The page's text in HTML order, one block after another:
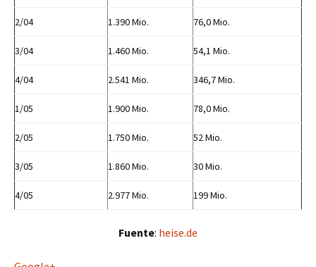
2/04 1.390 Mio. 76,0 Mio.
3/04 1.460 Mio. 54,1 Mio.
4/04 2.541 Mio. 346,7 Mio.
1/05 1.900 Mio. 78,0 Mio.
2/05 1.750 Mio. 52 Mio.
3/05 1.860 Mio. 30 Mio.
4/05 2.977 Mio. 199 Mio.
Fuente: heise.de